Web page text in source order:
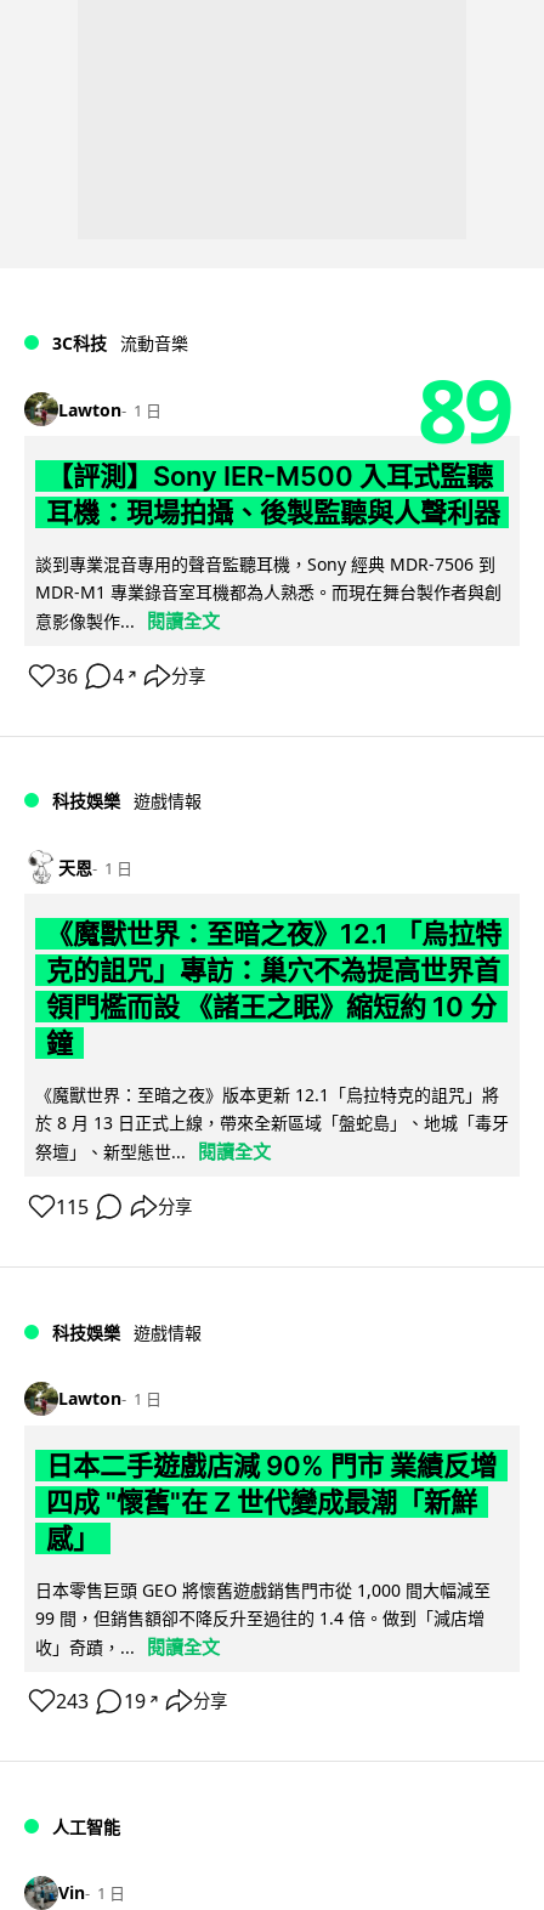
3C科技 流動音樂
Lawton 1 日 89
【評測】Sony IER-M500 入耳式監聽
耳機：現場拍攝、後製監聽與人聲利器
談到專業混音專用的聲音監聽耳機，Sony 經典 MDR-7506 到
MDR-M1 專業錄音室耳機都為人熟悉。而現在舞台製作者與創
意影像製作...
閱讀全文
36 4 ↗ 分享
科技娛樂 遊戲情報
天恩 1 日
《魔獸世界：至暗之夜》12.1 「烏拉特
克的詛咒」專訪：巢穴不為提高世界首
領門檻而設 《諸王之眠》縮短約 10 分
鐘
《魔獸世界：至暗之夜》版本更新 12.1「烏拉特克的詛咒」將
於 8 月 13 日正式上線，帶來全新區域「盤蛇島」、地城「毒牙
祭壇」、新型態世...
閱讀全文
115 分享
科技娛樂 遊戲情報
Lawton 1 日
日本二手遊戲店減 90% 門市 業績反增
四成 "懷舊"在 Z 世代變成最潮「新鮮
感」
日本零售巨頭 GEO 將懷舊遊戲銷售門市從 1,000 間大幅減至
99 間，但銷售額卻不降反升至過往的 1.4 倍。做到「減店增
收」奇蹟，...
閱讀全文
243 19 ↗ 分享
人工智能
Vin 1 日